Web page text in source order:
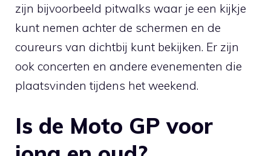
zijn bijvoorbeeld pitwalks waar je een kijkje
kunt nemen achter de schermen en de
coureurs van dichtbij kunt bekijken. Er zijn
ook concerten en andere evenementen die
plaatsvinden tijdens het weekend.
Is de Moto GP voor